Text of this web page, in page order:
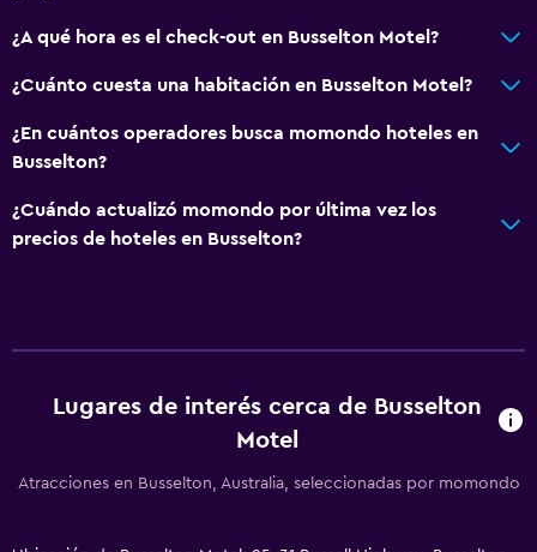
Accesibilidad y adecuación
Plantas superiores accesibles por escaleras
Entrada privada
Acceso a la playa
¿A qué hora es el check-out en Busselton Motel?
¿Cuánto cuesta una habitación en Busselton Motel?
¿En cuántos operadores busca momondo hoteles en
Busselton?
¿Cuándo actualizó momondo por última vez los
precios de hoteles en Busselton?
Lugares de interés cerca de Busselton
Motel
Atracciones en Busselton, Australia, seleccionadas por momondo